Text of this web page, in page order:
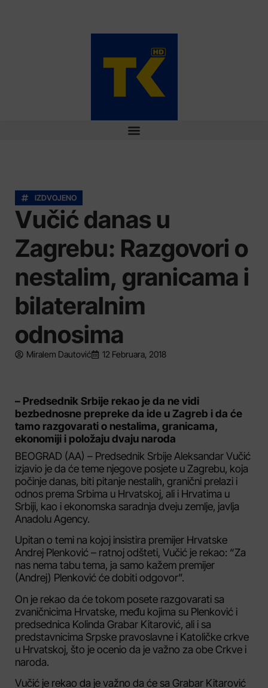
IZDVOJENO
Vučić danas u
Zagrebu: Razgovori o
nestalim, granicama i
bilateralnim
odnosima
Miralem Dautović 12 Februara, 2018
– Predsednik Srbije rekao je da ne vidi
bezbednosne prepreke da ide u Zagreb i da će
tamo razgovarati o nestalima, granicama,
ekonomiji i položaju dvaju naroda
BEOGRAD (AA) – Predsednik Srbije Aleksandar Vučić
izjavio je da će teme njegove posjete u Zagrebu, koja
počinje danas, biti pitanje nestalih, granični prelazi i
odnos prema Srbima u Hrvatskoj, ali i Hrvatima u
Srbiji, kao i ekonomska saradnja dveju zemlje, javlja
Anadolu Agency.
Upitan o temi na kojoj insistira premijer Hrvatske
Andrej Plenković – ratnoj odšteti, Vučić je rekao: “Za
nas nema tabu tema, ja samo kažem premijer
(Andrej) Plenković će dobiti odgovor”.
On je rekao da će tokom posete razgovarati sa
zvaničnicima Hrvatske, među kojima su Plenković i
predsednica Kolinda Grabar Kitarović, ali i sa
predstavnicima Srpske pravoslavne i Katoličke crkve
u Hrvatskoj, što je ocenio da je važno za obe Crkve i
naroda.
Vučić je rekao da je važno da će sa Grabar Kitarović